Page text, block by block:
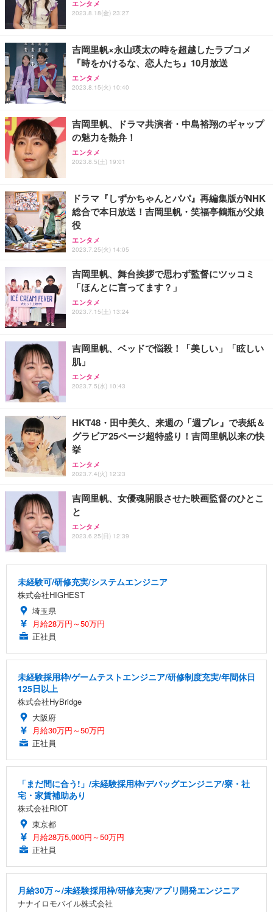
ワーク チェア 強化バックレスト 30度ロッキング機
能 人間工学 椅子 腰サポート 90度跳ね上げ式アーム
務用 おしゃれ パソコンチェア (ブラック)
Sezlife オフィスチェア デスクチェア 疲れない テレ
ワーク チェア 強化バックレスト 30度ロッキング機
能 人間工学 椅子 腰サポート 90度跳ね上げ式アーム
務用 おしゃれ パソコンチェア (ホワイト)
ANDWINT オフィスチェア デスクチェア 肘なし メ
ッシュ 通気性 ランバーサポート付き 腰サポート ガ
ス圧無段階昇降 360度回転 キャスター付き コンパク
【純正品】27"ゲーミングモニター DualSense 充電
フック付き（CFI-ZDM1J）
【整備済み品】Dell E2724HS 27インチ 液晶モニタ
ー フルHD（1920×1080）VA 非光沢 HDMI/DisplayP
ort/VGA スピーカー内蔵 高さ調整 スイベル VESA対
【MiniLED/24.5inch/280Hz/FHD】GRAPHT THE S
HOOTER Gaming Monitor 24” Essential ゲーミン
グモニター QD 24.5インチ 1ms FHD 量子ドット 残
ネオ・ルーライフ ネオ・オムツ L 中型犬用 26枚入
り 単品
Smart Basic(スマートベーシック) 【Amazon.co.jp
限定】 Smart Basic アイリスオーヤマ ペットシーツ
超厚型 お徳用 ワイド 100枚入 (x 1) (ケース販売)
アイリスオーヤマ ペットシーツ 超厚型 お徳用 レギ
ュラー 200枚入【Amazon.co.jp限定】
エンタメ
2023.8.18(金) 23:27
吉岡里帆×永山瑛太の時を超越したラブコメ
『時をかけるな、恋人たち』10月放送
エンタメ
2023.8.15(火) 10:40
吉岡里帆、ドラマ共演者・中島裕翔のギャップ
の魅力を熱弁！
エンタメ
2023.8.5(土) 19:01
ドラマ『しずかちゃんとパパ』再編集版がNHK
総合で本日放送！吉岡里帆・笑福亭鶴瓶が父娘
役
エンタメ
2023.7.25(火) 14:05
吉岡里帆、舞台挨拶で思わず監督にツッコミ
「ほんとに言ってます？」
エンタメ
2023.7.15(土) 13:24
吉岡里帆、ベッドで悩殺！「美しい」「眩しい
肌」
エンタメ
2023.7.5(水) 10:43
HKT48・田中美久、来週の「週プレ』で表紙＆
グラビア25ページ超特盛り！吉岡里帆以来の快
挙
エンタメ
2023.7.4(火) 12:23
吉岡里帆、女優魂開眼させた映画監督のひとこ
と
エンタメ
2023.6.25(日) 12:39
未経験可/研修充実/システムエンジニア
株式会社HIGHEST
埼玉県
月給28万円～50万円
正社員
未経験採用枠/ゲームテストエンジニア/研修制度充実/年間休日
125日以上
株式会社HyBridge
大阪府
月給30万円～50万円
正社員
「まだ間に合う!」/未経験採用枠/デバッグエンジニア/寮・社
宅・家賃補助あり
株式会社RIOT
東京都
月給28万5,000円～50万円
正社員
月給30万～/未経験採用枠/研修充実/アプリ開発エンジニア
ナナイロモバイル株式会社